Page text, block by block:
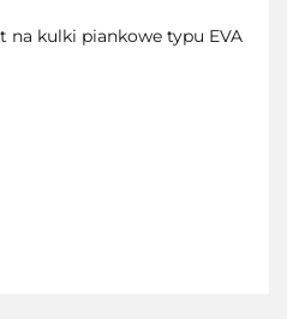
na kulki piankowe typu EVA